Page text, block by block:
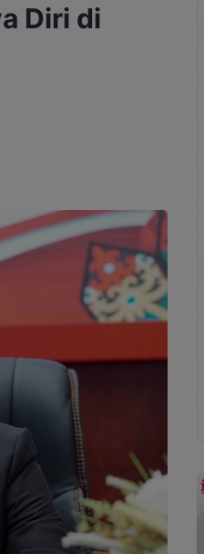
Diri di